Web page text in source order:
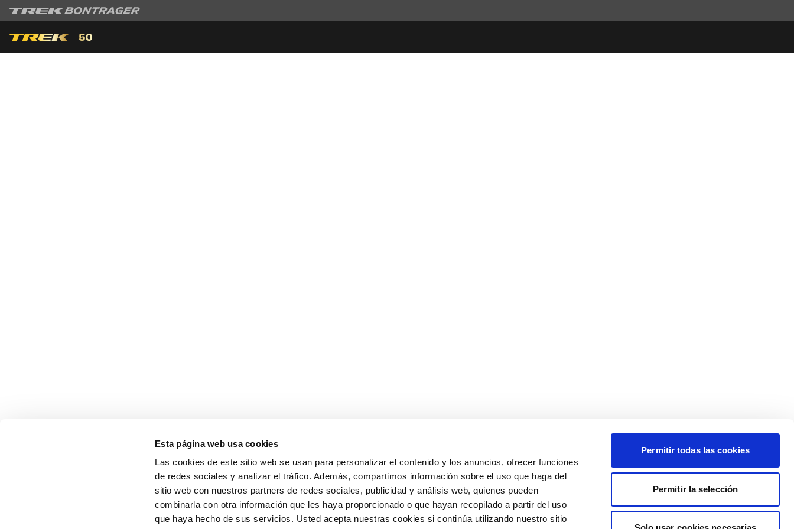
Esta página web usa cookies
Las cookies de este sitio web se usan para personalizar el contenido y los anuncios, ofrecer funciones
de redes sociales y analizar el tráfico. Además, compartimos información sobre el uso que haga del
sitio web con nuestros partners de redes sociales, publicidad y análisis web, quienes pueden
combinarla con otra información que les haya proporcionado o que hayan recopilado a partir del uso
que haya hecho de sus servicios. Usted acepta nuestras cookies si continúa utilizando nuestro sitio
Permitir todas las cookies
Permitir la selección